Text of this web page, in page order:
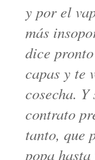
y por el
más
dice
capas y te
cosecha.
contrato
tanto, que
popa